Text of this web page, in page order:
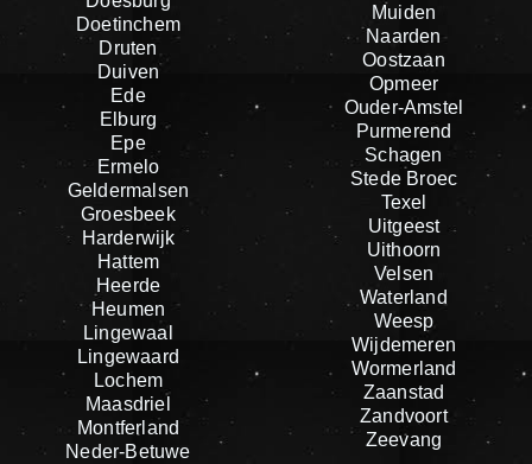
Doetinchem
Druten
Duiven
Ede
Elburg
Epe
Ermelo
Geldermalsen
Groesbeek
Harderwijk
Hattem
Heerde
Heumen
Lingewaal
Lingewaard
Lochem
Maasdriel
Montferland
Neder-Betuwe
Muiden
Naarden
Oostzaan
Opmeer
Ouder-Amstel
Purmerend
Schagen
Stede Broec
Texel
Uitgeest
Uithoorn
Velsen
Waterland
Weesp
Wijdemeren
Wormerland
Zaanstad
Zandvoort
Zeevang